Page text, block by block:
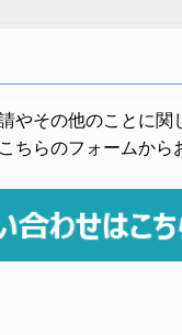
やその他のことに関
ちらのフォームから